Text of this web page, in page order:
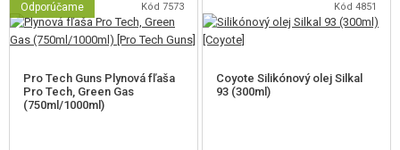
Odporúčame Kód 7573
Pro Tech Guns Plynová fľaša
Pro Tech, Green Gas
(750ml/1000ml)
Kód 4851
Coyote Silikónový olej Silkal
93 (300ml)